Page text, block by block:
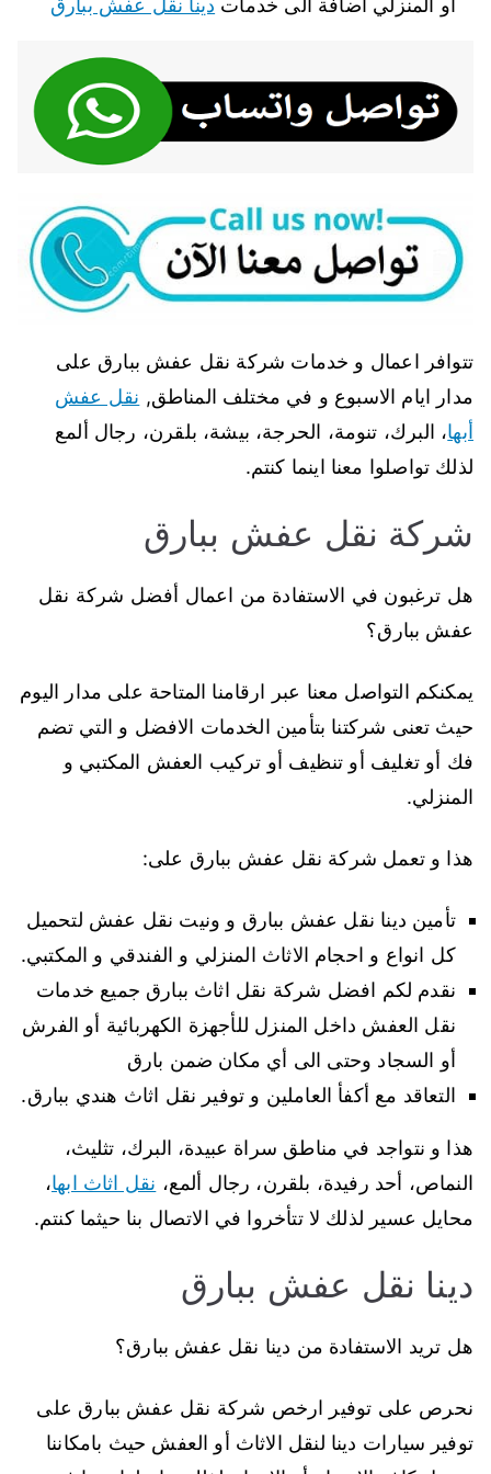
أو المنزلي اضافة الى خدمات دينا نقل عفش ببارق
تتوافر اعمال و خدمات شركة نقل عفش ببارق على
مدار ايام الاسبوع و في مختلف المناطق, نقل عفش
أبها، البرك، تنومة، الحرجة، بيشة، بلقرن، رجال ألمع
لذلك تواصلوا معنا اينما كنتم.
شركة نقل عفش ببارق
هل ترغبون في الاستفادة من اعمال أفضل شركة نقل
عفش ببارق؟
يمكنكم التواصل معنا عبر ارقامنا المتاحة على مدار اليوم
حيث تعنى شركتنا بتأمين الخدمات الافضل و التي تضم
فك أو تغليف أو تنظيف أو تركيب العفش المكتبي و
المنزلي.
هذا و تعمل شركة نقل عفش ببارق على:
تأمين دينا نقل عفش ببارق و ونيت نقل عفش لتحميل
كل انواع و احجام الاثاث المنزلي و الفندقي و المكتبي.
نقدم لكم افضل شركة نقل اثاث ببارق جميع خدمات
نقل العفش داخل المنزل للأجهزة الكهربائية أو الفرش
أو السجاد وحتى الى أي مكان ضمن بارق
التعاقد مع أكفأ العاملين و توفير نقل اثاث هندي ببارق.
هذا و نتواجد في مناطق سراة عبيدة، البرك، تثليث،
النماص، أحد رفيدة، بلقرن، رجال ألمع، نقل اثاث ابها،
محايل عسير لذلك لا تتأخروا في الاتصال بنا حيثما كنتم.
دينا نقل عفش ببارق
هل تريد الاستفادة من دينا نقل عفش ببارق؟
نحرص على توفير ارخص شركة نقل عفش ببارق على
توفير سيارات دينا لنقل الاثاث أو العفش حيث بامكاننا